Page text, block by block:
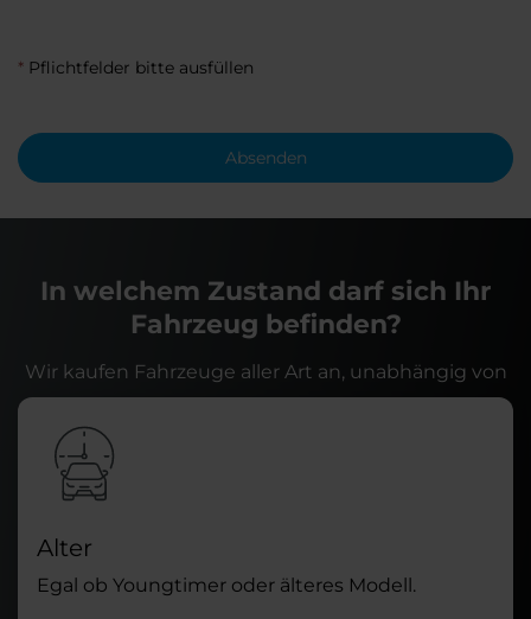
* Pflichtfelder bitte ausfüllen
Absenden
In welchem Zustand darf sich Ihr
Fahrzeug befinden?
Wir kaufen Fahrzeuge aller Art an, unabhängig von
Alter
Egal ob Youngtimer oder älteres Modell.